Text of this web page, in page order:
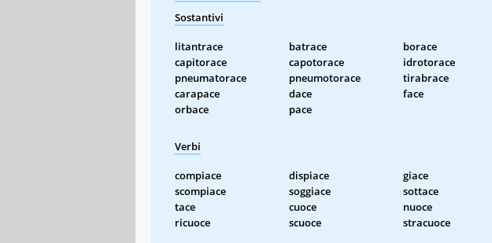
Sostantivi
litantrace batrace borace
capitorace
capotorace idrotorace
pneumatorace
pneumotorace tirabrace
carapace
dace face
orbace
pace
Verbi
compiace dispiace giace
scompiace
soggiace sottace
tace
cuoce nuoce
ricuoce
scuoce stracuoce